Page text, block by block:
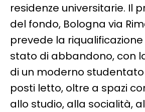
residenze universitarie. Il
del fondo, Bologna via
prevede la riqualificazione
stato di abbandono, con
di un moderno
posti letto, oltre a spazi
allo studio, alla socialità,